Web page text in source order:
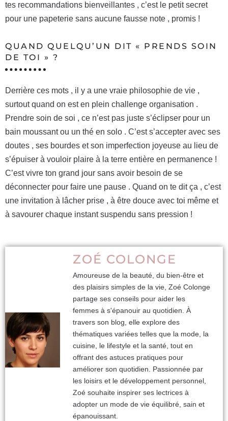
tes recommandations bienveillantes , c’est le petit secret
pour une papeterie sans aucune fausse note , promis !
QUAND QUELQU’UN DIT « PRENDS SOIN
DE TOI » ?
Derrière ces mots , il y a une vraie philosophie de vie ,
surtout quand on est en plein challenge organisation .
Prendre soin de soi , ce n’est pas juste s’éclipser pour un
bain moussant ou un thé en solo . C’est s’accepter avec ses
doutes , ses bourdes et son imperfection joyeuse au lieu de
s’épuiser à vouloir plaire à la terre entière en permanence !
C’est vivre ton grand jour sans avoir besoin de se
déconnecter pour faire une pause . Quand on te dit ça , c’est
une invitation à lâcher prise , à être douce avec toi même et
à savourer chaque instant suspendu sans pression !
ZOÉ COLONGE
Amoureuse de la beauté, du bien-être et
des plaisirs simples de la vie, Zoé Colonge
partage ses conseils pour aider les
femmes à s'épanouir au quotidien. À
travers son blog, elle explore des
thématiques variées telles que la mode, la
cuisine, le lifestyle et la santé, tout en
offrant des astuces pratiques pour
améliorer son quotidien. Passionnée par
les loisirs et le développement personnel,
Zoé souhaite inspirer ses lectrices à
adopter un mode de vie équilibré, sain et
épanouissant.